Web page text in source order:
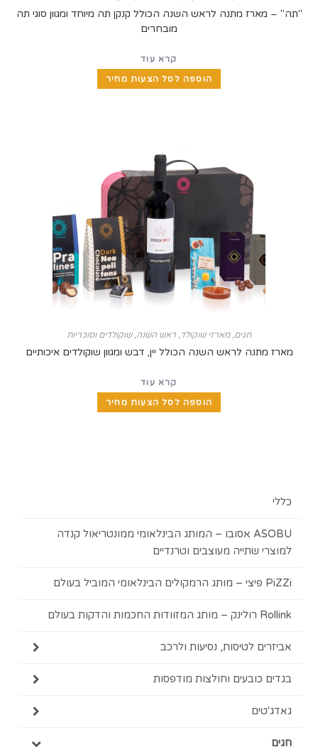
"תה" – מארז מתנה לראש השנה הכולל קנקן תה מיוחד ומגוון סוגי תה
מובחרים
קרא עוד
הוספה לסל הצעות מחיר
חגים,מארזי שוקולד, ראש השנה,שוקולדים וסוכריות
מארז מתנה לראש השנה הכולל יין, דבש ומגוון שוקולדים איכותיים
קרא עוד
הוספה לסל הצעות מחיר
כללי
ASOBU אסובו – המותג הבינלאומי ממונטריאול קנדה
למוצרי שתייה מעוצבים וטרנדיים
PiZZi פיצי – מותג הרמקולים הבינלאומי המוביל בעולם
Rollink רולינק – מותג המזוודות החכמות והדקות בעולם
אביזרים לטיסות, נסיעות ולרכב
בגדים כובעים וחולצות מודפסות
גאדג'טים
חגים